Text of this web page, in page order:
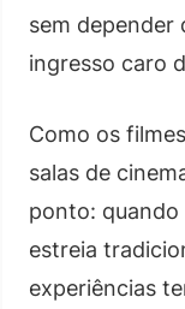
sem depender
ingresso caro
Como os
salas de
ponto: quando
estreia
experiências